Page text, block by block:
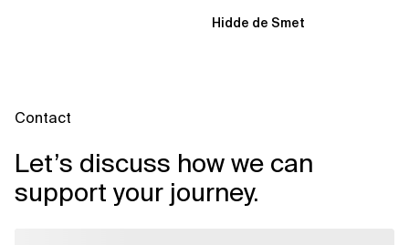
für...
Hidde de Smet
Contact
Let’s discuss how we can
support your journey.